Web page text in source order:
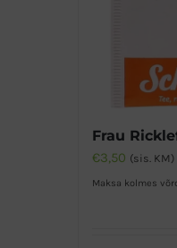
Frau
€3,50 (sis. KM)
Maksa kolmes